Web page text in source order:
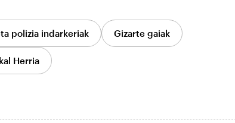
polizia indarkeriak Gizarte gaiak
Herria